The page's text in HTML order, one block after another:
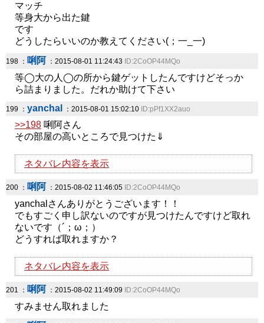
マッチ
等身大から出た鍵
です
どうしたらいいのか教えてください(；一_一)
198 ： 唎阿 ：2015-08-01 11:24:43 ID:2CoOP44MQo
等◯大の人◯の所から鍵ゲットしたんですけどそっか
ら詰まりました。だれか助けて下さい
199 ： yanchal ：2015-08-01 15:02:10 ID:pPf1XX2auo
>>198 唎阿さん
その部屋の高いところで見つけた⇓
ネタバレ内容を表示
200 ： 唎阿 ：2015-08-02 11:46:05 ID:2CoOP44MQo
yanchalさんありがとうございます！！
でもすごく申し訳ないのですが見つけたんですけど取れ
ないです（´；ω；）
どうすれば取れますか？
ネタバレ内容を表示
201 ： 唎阿 ：2015-08-02 11:49:09 ID:2CoOP44MQo
すみません取れました